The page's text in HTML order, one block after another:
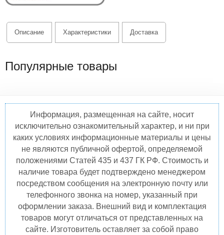
Описание Характеристики Доставка
Популярные товары
Информация, размещенная на сайте, носит
исключительно ознакомительный характер, и ни при
каких условиях информационные материалы и цены
не являются публичной офертой, определяемой
положениями Статей 435 и 437 ГК РФ. Стоимость и
наличие товара будет подтверждено менеджером
посредством сообщения на электронную почту или
телефонного звонка на номер, указанный при
оформлении заказа. Внешний вид и комплектация
товаров могут отличаться от представленных на
сайте. Изготовитель оставляет за собой право